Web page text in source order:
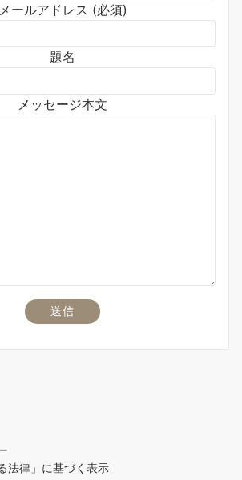
メールアドレス (必須)
題名
メッセージ本文
法律」に基づく表示